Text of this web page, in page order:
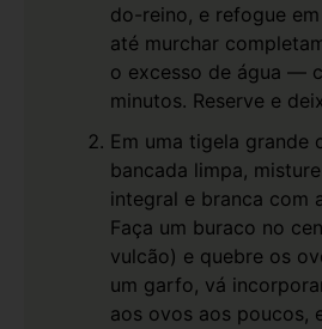
do-reino, e refogue
até murchar
o excesso de água —
minutos. Reserve e
Em uma tigela grande
bancada limpa,
integral e branca com
Faça um buraco no
vulcão) e quebre os
um garfo, vá
aos ovos aos poucos,